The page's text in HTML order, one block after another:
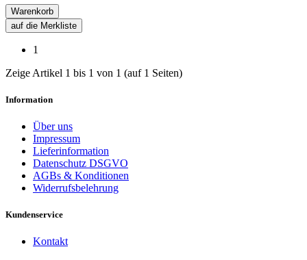
Warenkorb
auf die Merkliste
1
Zeige Artikel 1 bis 1 von 1 (auf 1 Seiten)
Information
Über uns
Impressum
Lieferinformation
Datenschutz DSGVO
AGBs & Konditionen
Widerrufsbelehrung
Kundenservice
Kontakt